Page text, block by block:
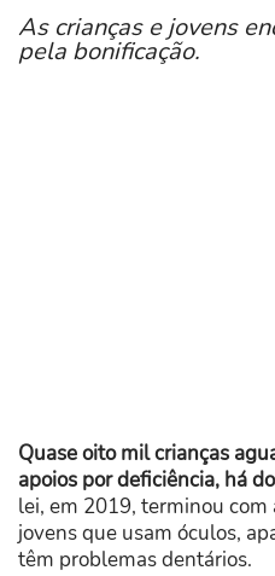
As crianças e jovens
pela bonificação.
Quase oito mil crianças
apoios por deficiência, há
lei, em 2019, terminou com
jovens que usam óculos,
têm problemas dentários.